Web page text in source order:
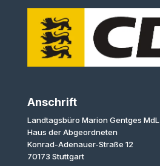
Anschrift
Landtagsbüro Marion Gentges MdL
Haus der Abgeordneten
Konrad-Adenauer-Straße 12
70173 Stuttgart